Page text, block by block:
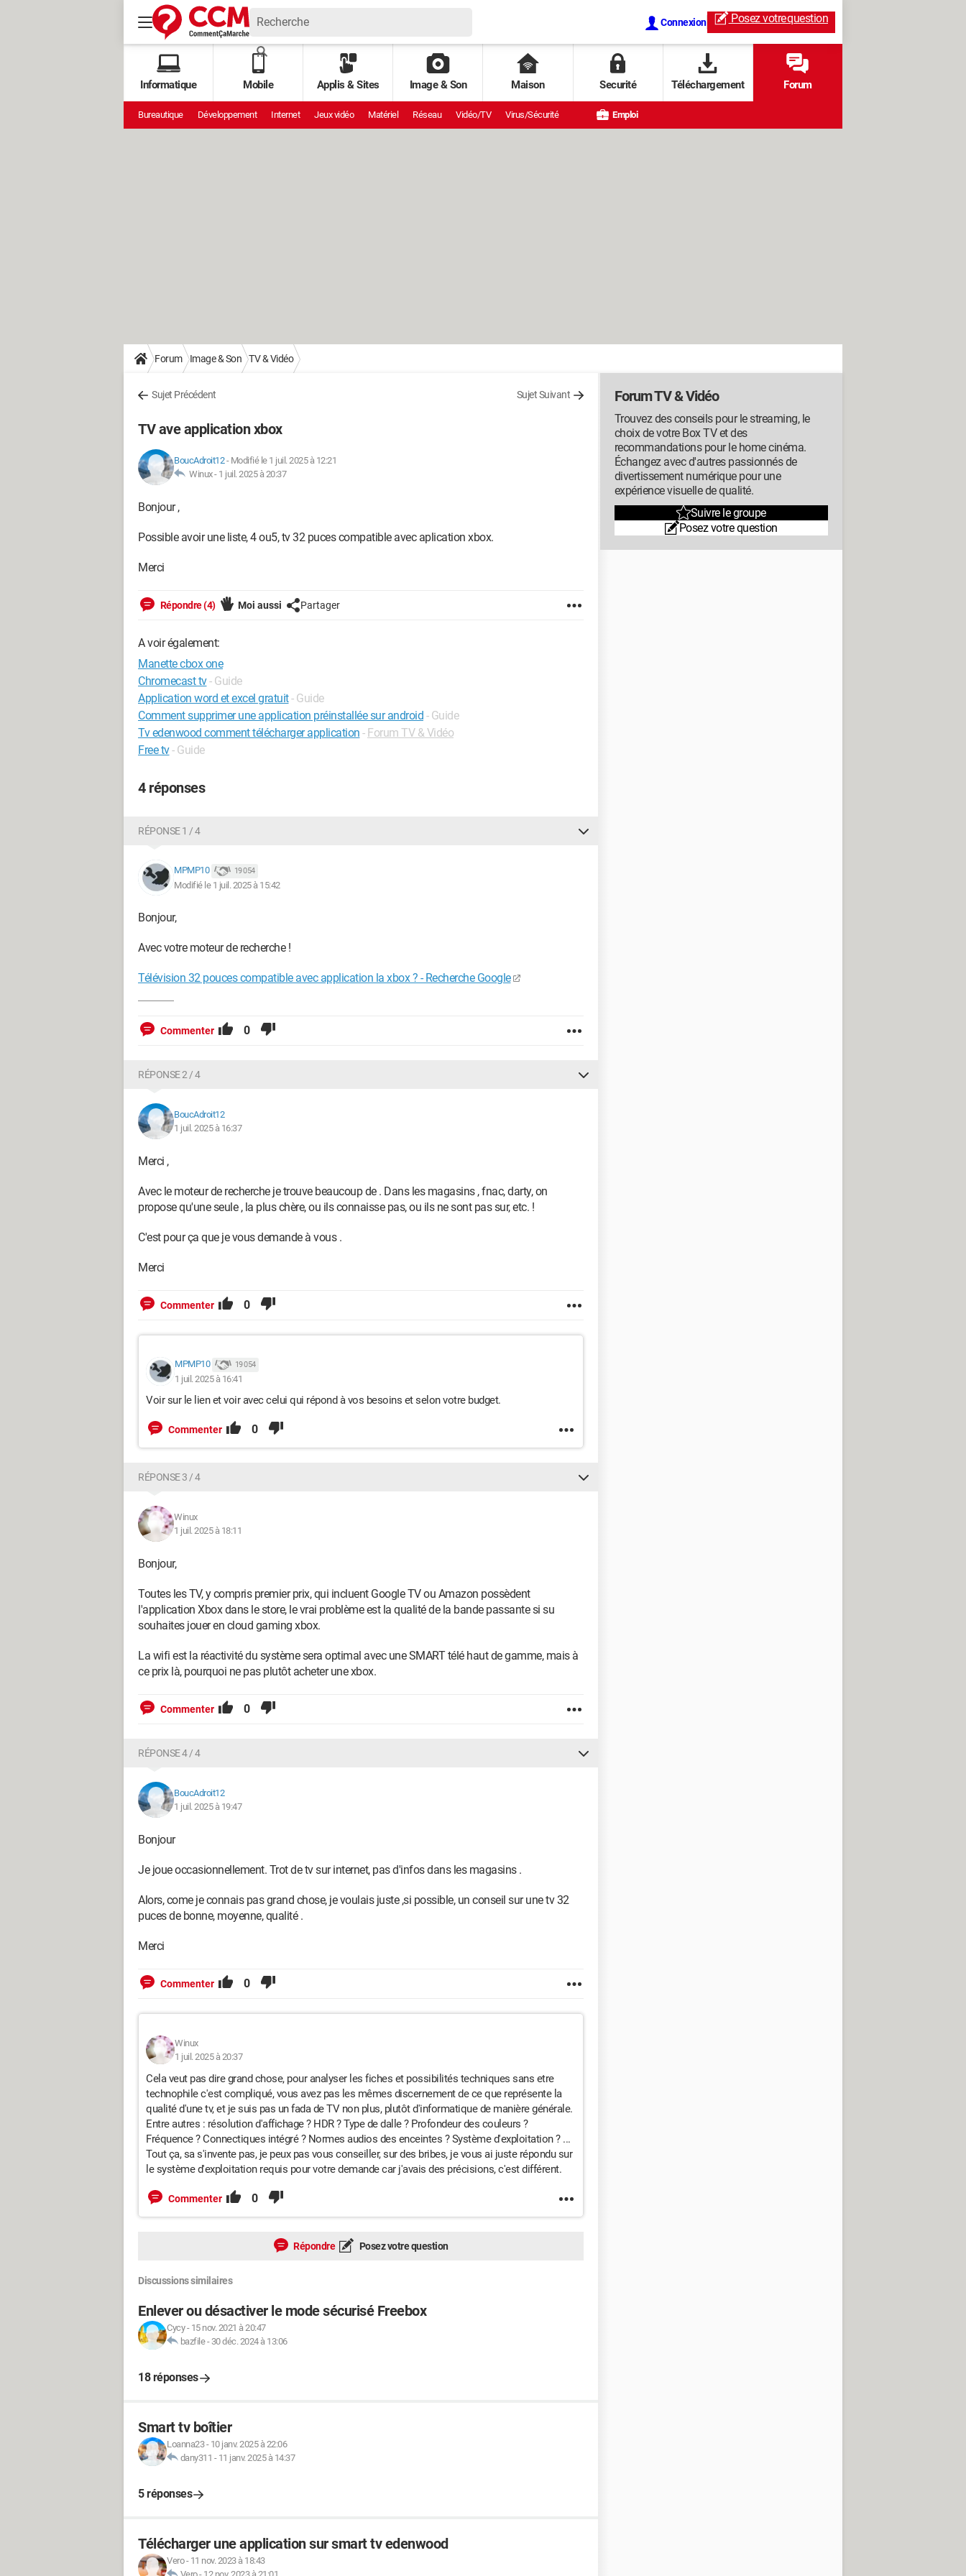
Connexion Posez votrequestion
Informatique Mobile Applis & Sites Image & Son Maison Securité Téléchargement Forum
Bureautique Développement Internet Jeux vidéo Matériel Réseau Vidéo/TV Virus/Sécurité Emploi
Forum Image & Son TV & Vidéo
Sujet Précédent Sujet Suivant
TV ave application xbox
BoucAdroit12- Modifié le 1 juil. 2025 à 12:21
Winux - 1 juil. 2025 à 20:37
Bonjour ,
Possible avoir une liste, 4 ou5, tv 32 puces compatible avec aplication xbox.
Merci
Répondre (4) Moi aussi Partager
A voir également:
Manette cbox one
Chromecast tv- Guide
Application word et excel gratuit- Guide
Comment supprimer une application préinstallée sur android - Guide
Tv edenwood comment télécharger application - Forum TV & Vidéo
Free tv- Guide
4 réponses
RÉPONSE 1 / 4
MPMP10 19 054
Modifié le 1 juil. 2025 à 15:42
Bonjour,
Avec votre moteur de recherche !
Télévision 32 pouces compatible avec application la xbox ? - Recherche Google
Commenter 0
RÉPONSE 2 / 4
BoucAdroit12
1 juil. 2025 à 16:37
Merci ,
Avec le moteur de recherche je trouve beaucoup de . Dans les magasins , fnac, darty, on
propose qu'une seule , la plus chère, ou ils connaisse pas, ou ils ne sont pas sur, etc. !
C'est pour ça que je vous demande à vous .
Merci
Commenter 0
MPMP10 19 054
1 juil. 2025 à 16:41
Voir sur le lien et voir avec celui qui répond à vos besoins et selon votre budget.
Commenter 0
RÉPONSE 3 / 4
Winux
1 juil. 2025 à 18:11
Bonjour,
Toutes les TV, y compris premier prix, qui incluent Google TV ou Amazon possèdent
l'application Xbox dans le store, le vrai problème est la qualité de la bande passante si su
souhaites jouer en cloud gaming xbox.
La wifi est la réactivité du système sera optimal avec une SMART télé haut de gamme, mais à
ce prix là, pourquoi ne pas plutôt acheter une xbox.
Commenter 0
RÉPONSE 4 / 4
BoucAdroit12
1 juil. 2025 à 19:47
Bonjour
Je joue occasionnellement. Trot de tv sur internet, pas d'infos dans les magasins .
Alors, come je connais pas grand chose, je voulais juste ,si possible, un conseil sur une tv 32
puces de bonne, moyenne, qualité .
Merci
Commenter 0
Winux
1 juil. 2025 à 20:37
Cela veut pas dire grand chose, pour analyser les fiches et possibilités techniques sans etre
technophile c'est compliqué, vous avez pas les mêmes discernement de ce que représente la
qualité d'une tv, et je suis pas un fada de TV non plus, plutôt d'informatique de manière générale.
Entre autres : résolution d'affichage ? HDR ? Type de dalle ? Profondeur des couleurs ?
Fréquence ? Connectiques intégré ? Normes audios des enceintes ? Système d'exploitation ? ...
Tout ça, sa s'invente pas, je peux pas vous conseiller, sur des bribes, je vous ai juste répondu sur
le système d'exploitation requis pour votre demande car j'avais des précisions, c'est différent.
Commenter 0
Répondre Posez votre question
Discussions similaires
Enlever ou désactiver le mode sécurisé Freebox
Cycy- 15 nov. 2021 à 20:47
bazfile- 30 déc. 2024 à 13:06
18 réponses
Smart tv boîtier
Loanna23- 10 janv. 2025 à 22:06
dany311 - 11 janv. 2025 à 14:37
5 réponses
Télécharger une application sur smart tv edenwood
Vero- 11 nov. 2023 à 18:43
Forum TV & Vidéo
Trouvez des conseils pour le streaming, le
choix de votre Box TV et des
recommandations pour le home cinéma.
Échangez avec d'autres passionnés de
divertissement numérique pour une
expérience visuelle de qualité.
Suivre le groupe
Posez votre question